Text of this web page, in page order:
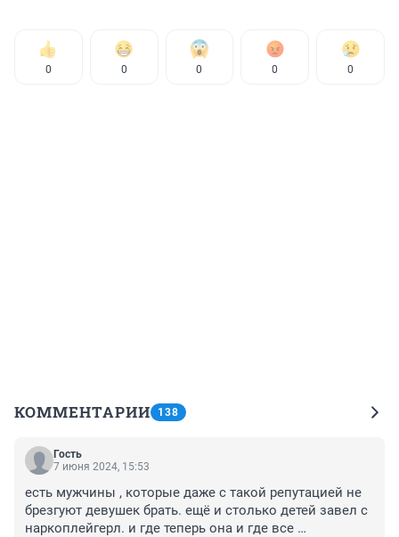
0 0 0 0 0
КОММЕНТАРИИ 138
Гость
7 июня 2024, 15:53
есть мужчины , которые даже с такой репутацией не
брезгуют девушек брать. ещё и столько детей завел с
наркоплейгерл. и где теперь она и где все